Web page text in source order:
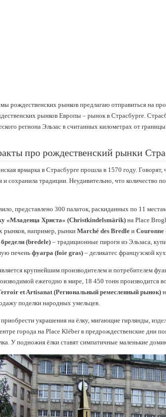
рождественских рынков предлагаю отправиться на
рынков Европы – рынок в Страсбурге.
региона Эльзас в считанных километрах от
про рождественский рынки
ярмарка в Страсбурге прошла в 1570 году. Говорят,
и сохранила традиции. Неудивительно, что количество
представлено 300 палаток, раскиданных по 11
«Младенца Христа» (Christkindelsmärik)на Place
рынков, например, рынки Marché des Bredleи Couronne
бредели (bredele) – традиционные пироги из Эльзаса,
печень фуагра (foie gras)– деликатес французской
крупнейшим производителем и потребителем
ежегодно в мире, 18 450 тонн производится
et Artisanat (Региональный ремесленный рынок)
поделки народных умельцев.
украшения на ёлку, мигающие гирлянды,
города на Place Kléber в предрождественские дни
У подножия ёлки ставят симпатичные маленькие